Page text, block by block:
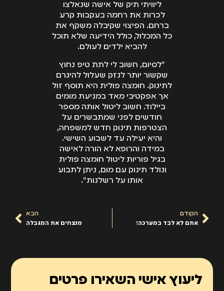
ליוויתי תיק של אישה שנאלצו
לכרות את רחמה בעקבות קרע
ברחם. הפיצוי שקיבלה משקף את
כל המכלול, כולל הידיעה שלא תוכל
להביא ילדים לעולם.
"לסיום, חשוב לי לתת טיפ נחוץ
שקשור יותר לנזק שעלול להיגרם
לתינוק. חומצה פולית היא תוסף זול
אך אפקטיבי מאד במניעת מומים
ביילוד. חשוב ליטול אותה מספר
חודשים לפני שמתבשרים על
הצטרפות תינוק חדש למשפחה,
והיא יעילה עד לשבוע השישי.
במידה והרופא לא הורה לאישה
בגיל פוריות ליטול חומצה פולית
ונולד תינוק עם מום, ניתן לתבוע
אותו על רשלנות".
הקודם
אתם לא לבד במערכה!
הבא
מנצחים את המגבלה
ליעוץ אישי השאירו פרטים